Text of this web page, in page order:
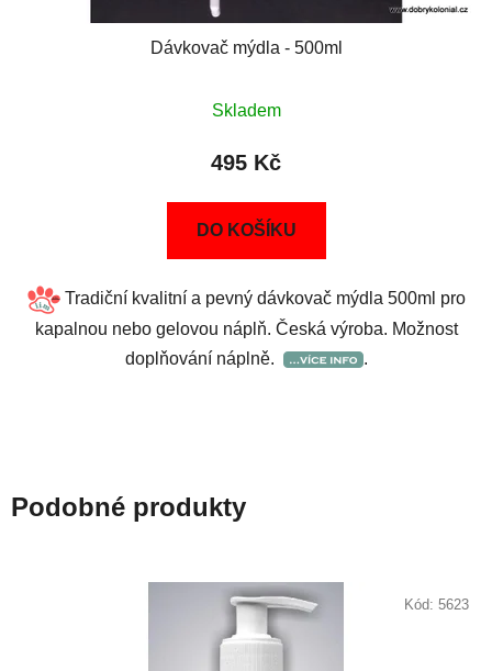
Dávkovač mýdla - 500ml
Skladem
495 Kč
DO KOŠÍKU
Tradiční kvalitní a pevný dávkovač mýdla 500ml pro
kapalnou nebo gelovou náplň. Česká výroba. Možnost
doplňování náplně.
.
Podobné produkty
Kód: 5623